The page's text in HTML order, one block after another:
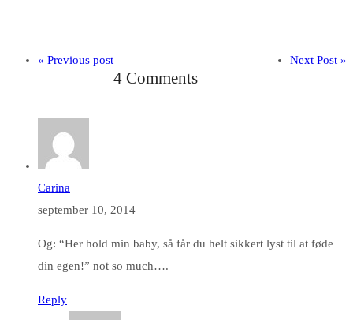
« Previous post Next Post »
4 Comments
Carina
september 10, 2014
Og: “Her hold min baby, så får du helt sikkert lyst til at føde
din egen!” not so much….
Reply